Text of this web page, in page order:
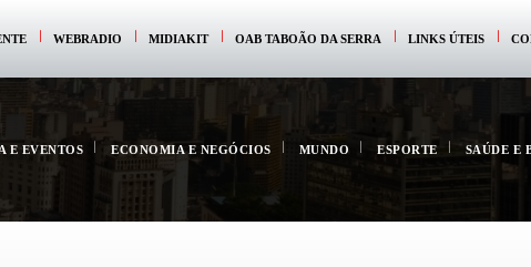
WEBRADIO MIDIAKIT OAB TABOÃO DA SERRA LINKS ÚTEIS
E EVENTOS ECONOMIA E NEGÓCIOS MUNDO ESPORTE SAÚDE E